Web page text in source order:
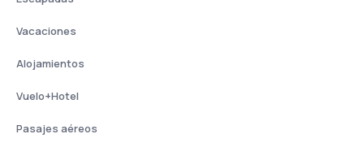
Vacaciones
Alojamientos
Vuelo+Hotel
Pasajes aéreos